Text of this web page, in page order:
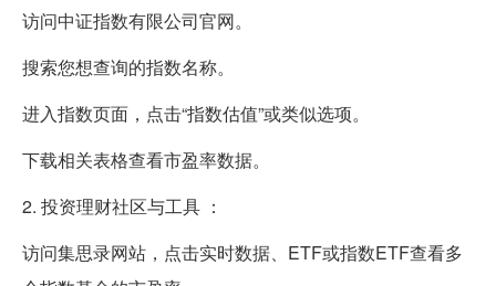
访问中证指数有限公司官网。
搜索您想查询的指数名称。
进入指数页面，点击“指数估值”或类似选项。
下载相关表格查看市盈率数据。
2. 投资理财社区与工具 ：
访问集思录网站，点击实时数据、ETF或指数ETF查看多